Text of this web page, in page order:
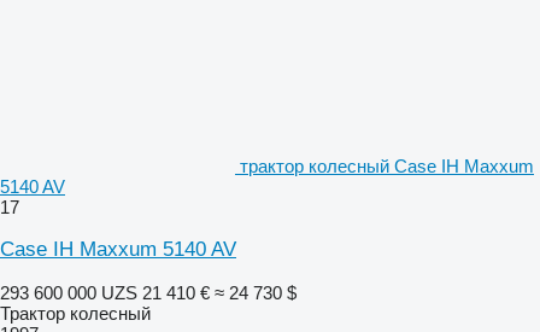
трактор колесный Case IH Maxxum
5140 AV
17
Case IH Maxxum 5140 AV
293 600 000 UZS 21 410 € ≈ 24 730 $
Трактор колесный